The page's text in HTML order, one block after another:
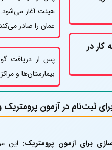
کار در
عمان را صادر
بیمارستان‌ها و
ثبت‌نام در آزمون
برای آزمون پرومتریک: این